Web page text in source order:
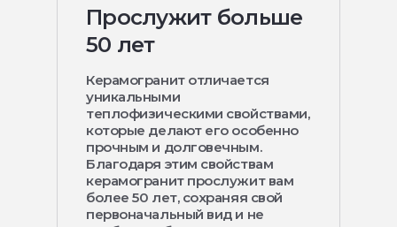
Прослужит больше
50 лет
Керамогранит отличается
уникальными
теплофизическими свойствами,
которые делают его особенно
прочным и долговечным.
Благодаря этим свойствам
керамогранит прослужит вам
более 50 лет, сохраняя свой
первоначальный вид и не